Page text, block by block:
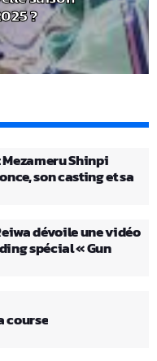
?
Shinpi
son casting et sa
dévoile une vidéo
spécial « Gun
course